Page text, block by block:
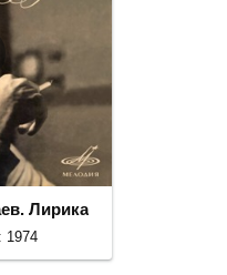
Лирика
1974